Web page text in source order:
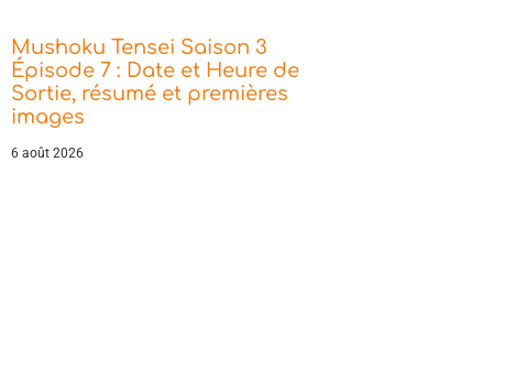
Mushoku Tensei Saison 3
Épisode 7 : Date et Heure de
Sortie, résumé et premières
images
6 août 2026